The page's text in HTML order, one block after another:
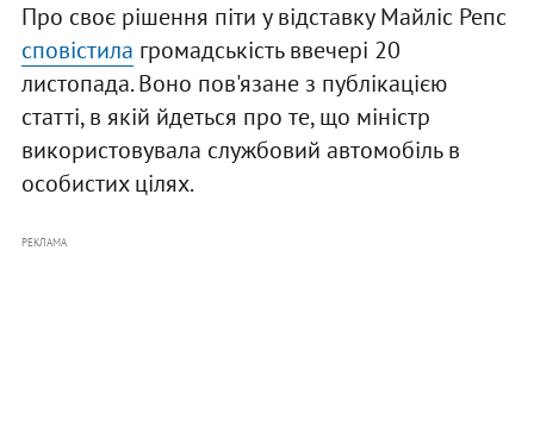
Про своє рішення піти у відставку Майліс Репс
сповістила громадськість ввечері 20
листопада. Воно пов'язане з публікацією
статті, в якій йдеться про те, що міністр
використовувала службовий автомобіль в
особистих цілях.
РЕКЛАМА